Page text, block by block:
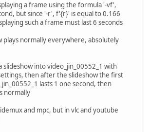
a frame using the formula '-vf',
but since '-r', f'{r}' is equal to 0.166
such a frame must last 6 seconds
plays normally everywhere, absolutely
slideshow into video_jin_00552_1 with
then after the slideshow the first
lasts 1 one second, then
normally
and mpc, but in vlc and youtube